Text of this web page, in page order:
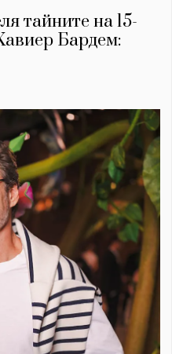
тайните на 15-
Бардем: